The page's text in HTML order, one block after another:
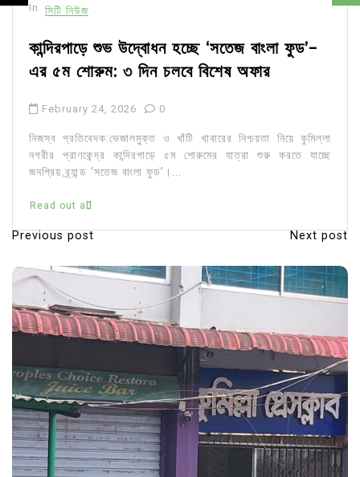
In সিটি নিউজ
কান্দিরপাড়ে শুভ উদ্বোধন হচ্ছে ‘সতেজ বাংলা ফুড’-
এর ৫ম শোরুম: ৩ দিন চলবে বিশেষ অফার
February 24, 2026 0
নিজস্ব প্রতিবেদক:ভেজালমুক্ত ও খাঁটি খাবারের নিশ্চয়তা নিয়ে কুমিল্লা
নগরীর প্রাণকেন্দ্র কান্দিরপাড়ে ৫ম শোরুমের যাত্রা শুরু করতে যাচ্ছে
জনপ্রিয় ব্র্যান্ড ‘সতেজ বাংলা ফুড’।...
Read out all
P
o
t
a
v
i
g
a
Previous post Next post